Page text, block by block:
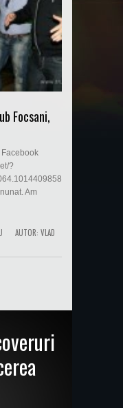
Focsani,
?
Am
AUTOR: VLAD